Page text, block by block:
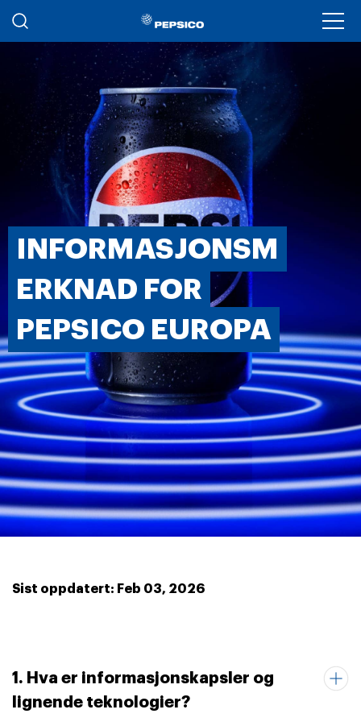
Skip to main content
INFORMASJONSM
ERKNAD FOR
PEPSICO EUROPA
Sist oppdatert: Feb 03, 2026
1. Hva er informasjonskapsler og
lignende teknologier?